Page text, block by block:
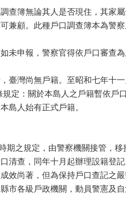
查簿無論其人是否現住，其家
兼顧。此種戶口調查簿本為警
未申報，警察官得依戶口審查
臺灣尚無戶籍。至昭和七年十
定：關於本島人之戶籍暫依戶
島人始有正式戶籍。
之規定，由警察機關接管，移
清查，同年十月起辦理設籍登
效尚著，但為保持戶口查記之
市各級戶政機關，動員警憲及